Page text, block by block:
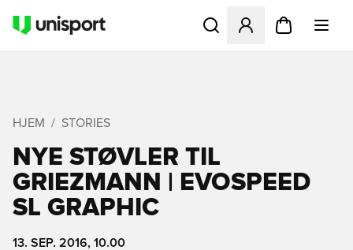
Åbner en Modal til at
HJEM STORIES
NYE STØVLER TIL
GRIEZMANN | EVOSPEED
SL GRAPHIC
13. SEP. 2016, 10.00